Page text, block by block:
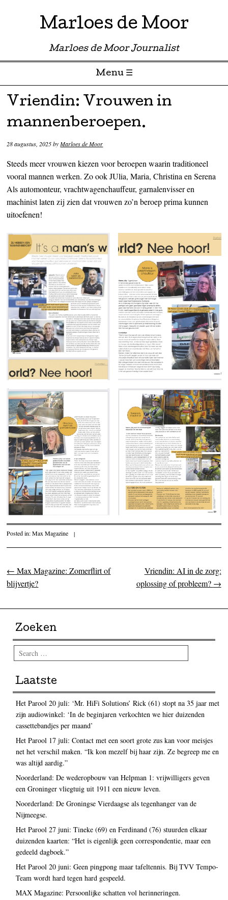
Marloes de Moor
Marloes de Moor Journalist
Menu ☰
Skip to content
Vriendin: Vrouwen in
mannenberoepen.
28 augustus, 2025byMarloes de Moor
Steeds meer vrouwen kiezen voor beroepen waarin traditioneel
vooral mannen werken. Zo ook JUlia, Maria, Christina en Serena
Als automonteur, vrachtwagenchauffeur, garnalenvisser en
machinist laten zij zien dat vrouwen zo’n beroep prima kunnen
uitoefenen!
Posted in:Max Magazine |
Post navigation
← Max Magazine: Zomerflirt of
blijvertje?
Vriendin: AI in de zorg:
oplossing of probleem? →
Zoeken
Search
Laatste
Het Parool 20 juli: ‘Mr. HiFi Solutions’ Rick (61) stopt na 35 jaar met
zijn audiowinkel: ‘In de beginjaren verkochten we hier duizenden
cassettebandjes per maand’
Het Parool 17 juli: Contact met een soort grote zus kan voor meisjes
net het verschil maken. “Ik kon mezelf bij haar zijn. Ze begreep me en
was altijd aardig.”
Noorderland: De wederopbouw van Helpman 1: vrijwilligers geven
een Groninger vliegtuig uit 1911 een nieuw leven.
Noorderland: De Groningse Vierdaagse als tegenhanger van de
Nijmeegse.
Het Parool 27 juni: Tineke (69) en Ferdinand (76) stuurden elkaar
duizenden kaarten: “Het is eigenlijk geen correspondentie, maar een
gedeeld dagboek.”
Het Parool 20 juni: Geen pingpong maar tafeltennis. Bij TVV Tempo-
Team wordt hard tegen hard gespeeld.
MAX Magazine: Persoonlijke schatten vol herinneringen.